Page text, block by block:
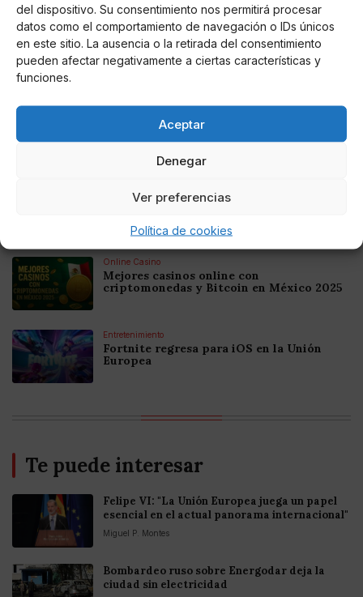
del dispositivo. Su consentimiento nos permitirá procesar
datos como el comportamiento de navegación o IDs únicos
en este sitio. La ausencia o la retirada del consentimiento
pueden afectar negativamente a ciertas características y
funciones.
Aceptar
Denegar
Ver preferencias
Política de cookies
hablar.
Noticias relacionadas
Mejores Cripto Casinos Online en
Colombia 2025: Bitcoin Casinos
Mejores Casinos Online con Bitcoin y
Online Casino
Mejores casinos online con
criptomonedas y Bitcoin en México 2025
Entretenimiento
Fortnite regresa para iOS en la Unión
Europea
Te puede interesar
Felipe VI: "La Unión Europea juega un papel
esencial en el actual panorama internacional"
Miguel P. Montes
Bombardeo ruso sobre Energodar deja la
ciudad sin electricidad